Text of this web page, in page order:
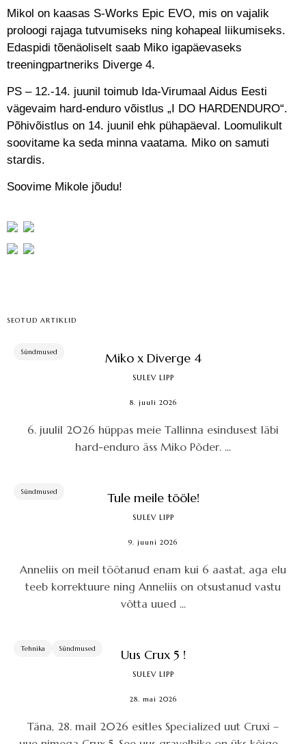
Mikol on kaasas S-Works Epic EVO, mis on vajalik
proloogi rajaga tutvumiseks ning kohapeal liikumiseks.
Edaspidi tõenäoliselt saab Miko igapäevaseks
treeningpartneriks Diverge 4.
PS – 12.-14. juunil toimub Ida-Virumaal Aidus Eesti
vägevaim hard-enduro võistlus „I DO HARDENDURO“.
Põhivõistlus on 14. juunil ehk pühapäeval. Loomulikult
soovitame ka seda minna vaatama. Miko on samuti
stardis.
Soovime Mikole jõudu!
SEOTUD ARTIKLID
Sündmused Miko x Diverge 4
SULEV LIPP
8. juuli 2026
6. juulil 2026 hüppas meie Tallinna esindusest läbi
hard-enduro äss Miko Põder. ...
Sündmused Tule meile tööle!
SULEV LIPP
9. juuni 2026
Anneliis on meil töötanud enam kui 6 aastat, aga elu
teeb korrektuure ning Anneliis on otsustanud vastu
võtta uued ...
Tehnika Sündmused Uus Crux 5 !
SULEV LIPP
28. mai 2026
Täna, 28. mail 2026 esitles Specialized uut Cruxi –